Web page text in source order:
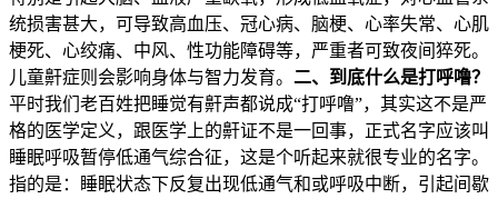
统损害甚大，可导致高血压、冠心病、脑梗、心率失常、心肌
梗死、心绞痛、中风、性功能障碍等，严重者可致夜间猝死。
儿童鼾症则会影响身体与智力发育。 二、到底什么是打呼噜？
平时我们老百姓把睡觉有鼾声都说成“打呼噜”，其实这不是严
格的医学定义，跟医学上的鼾证不是一回事，正式名字应该叫
睡眠呼吸暂停低通气综合征，这是个听起来就很专业的名字。
指的是：睡眠状态下反复出现低通气和或呼吸中断，引起间歇